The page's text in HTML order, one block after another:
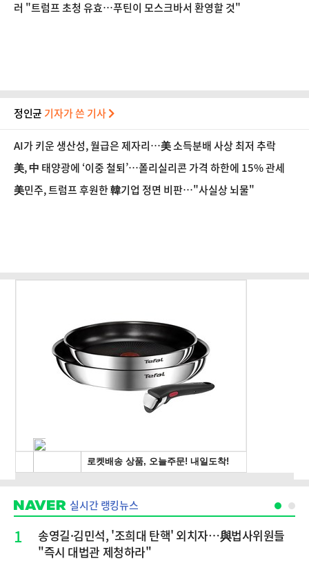
러 "트럼프 초청 유효…푸틴이 모스크바서 환영할 것"
정인균 기자가 쓴 기사
AI가 키운 생산성, 월급은 제자리…美 소득분배 사상 최저 추락
美, 中 태양광에 ‘이중 철퇴’…폴리실리콘 가격 하한에 15% 관세
美민주, 트럼프 후원한 韓기업 정면 비판…"사실상 뇌물"
실시간 랭킹뉴스
1
송영길·김민석, '조희대 탄핵' 외치자…與법사위원들
"즉시 대법관 제청하라"